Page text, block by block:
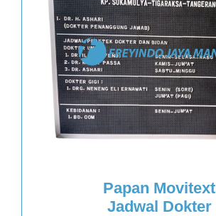
Papan Movitext
Jadwal Dokter